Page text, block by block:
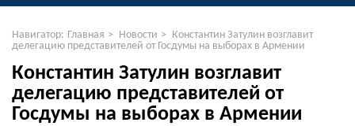
Навигатор: Главная > Новости > Константин Затулин возглавит
делегацию представителей от Госдумы на выборах в Армении
Константин Затулин возглавит
делегацию представителей от
Госдумы на выборах в Армении